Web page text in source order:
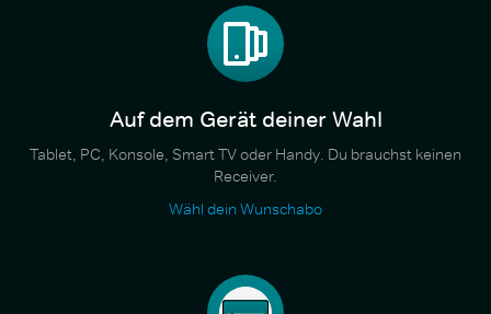
Auf dem Gerät deiner Wahl
Tablet, PC, Konsole, Smart TV oder Handy. Du brauchst keinen
Receiver.
Wähl dein Wunschabo